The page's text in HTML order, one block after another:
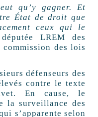
qu’y gagner. Et
État de droit que
ceux qui le
LREM des
des lois
défenseurs des
contre le texte
En cause, le
la surveillance des
s’apparente selon